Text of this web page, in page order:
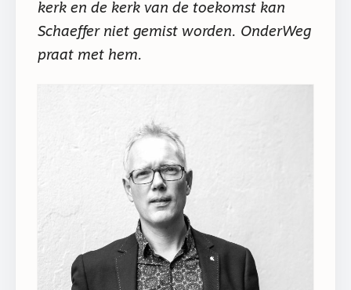
kerk en de kerk van de toekomst kan
Schaeffer niet gemist worden. OnderWeg
praat met hem.